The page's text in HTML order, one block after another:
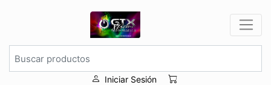
Iniciar Sesión